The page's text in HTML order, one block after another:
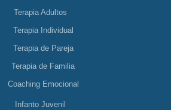
Terapia Adultos
Terapia Individual
Terapia de Pareja
Terapia de Familia
Coaching Emocional
Infanto Juvenil